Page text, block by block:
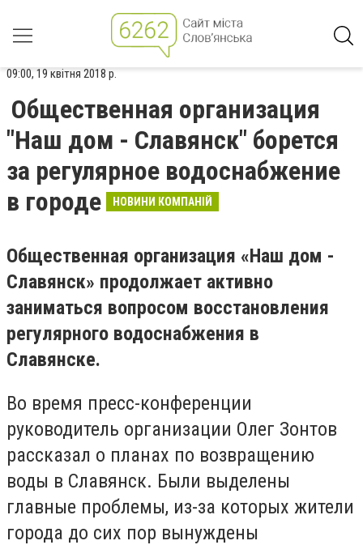
09:00, 19 квітня 2018 р.
Общественная организация
"Наш дом - Славянск" борется
за регулярное водоснабжение
в городе
НОВИНИ КОМПАНІЙ
Общественная организация «Наш дом -
Славянск» продолжает активно
заниматься вопросом восстановления
регулярного водоснабжения в
Славянске.
Во время пресс-конференции
руководитель организации Олег Зонтов
рассказал о планах по возвращению
воды в Славянск. Были выделены
главные проблемы, из-за которых жители
города до сих пор вынуждены